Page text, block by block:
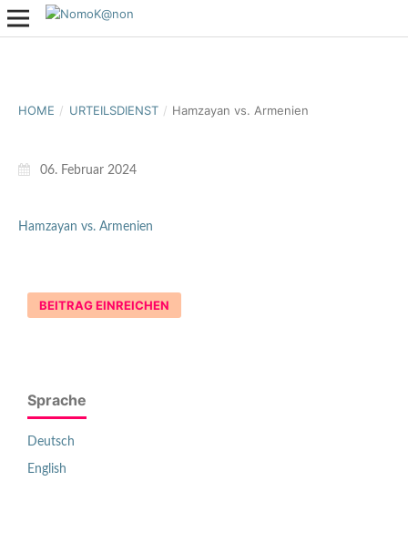
HOME / URTEILSDIENST / Hamzayan vs. Armenien
06. Februar 2024
Hamzayan vs. Armenien
BEITRAG EINREICHEN
Sprache
Deutsch
English